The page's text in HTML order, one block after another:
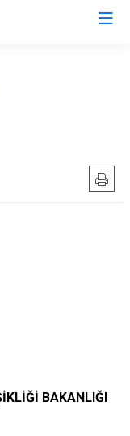
BAKANLIĞI